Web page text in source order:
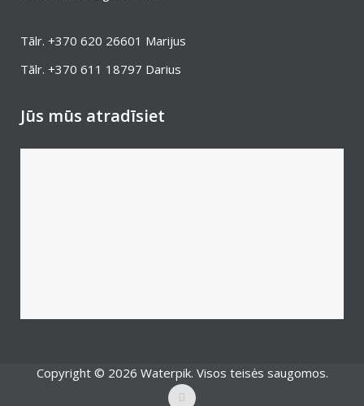
Tālr. +370 620 26601 Marijus
Tālr. +370 611 18797 Darius
Jūs mūs atradīsiet
Copyright © 2026 Waterpik. Visos teisės saugomos.